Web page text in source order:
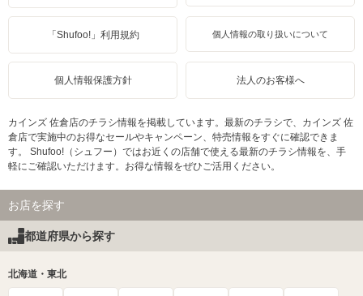
「Shufoo!」利用規約 個人情報の取り扱いについて
個人情報保護方針 法人のお客様へ
カインズ 佐倉店のチラシ情報を掲載しています。最新のチラシで、カインズ 佐
倉店で実施中のお得なセールやキャンペーン、特売情報をすぐに確認できま
す。 Shufoo!（シュフー）ではお近くの店舗で使える最新のチラシ情報を、手
軽にご確認いただけます。お得な情報をぜひご活用ください。
お店を探す
都道府県から探す
北海道・東北